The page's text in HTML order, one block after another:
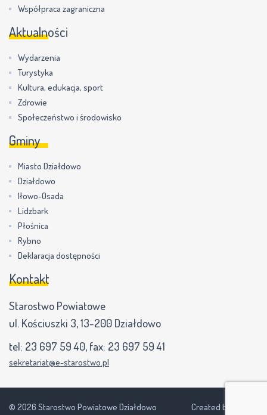
Współpraca zagraniczna
Aktualności
Wydarzenia
Turystyka
Kultura, edukacja, sport
Zdrowie
Społeczeństwo i środowisko
Gminy
Miasto Działdowo
Działdowo
Iłowo-Osada
Lidzbark
Płośnica
Rybno
Deklaracja dostępności
Kontakt
Starostwo Powiatowe
ul. Kościuszki 3, 13-200 Działdowo
tel: 23 697 59 40, fax: 23 697 59 41
sekretariat@e-starostwo.pl
© 2026 Starostwo Powiatowe Działdowo Created by NEVPIX